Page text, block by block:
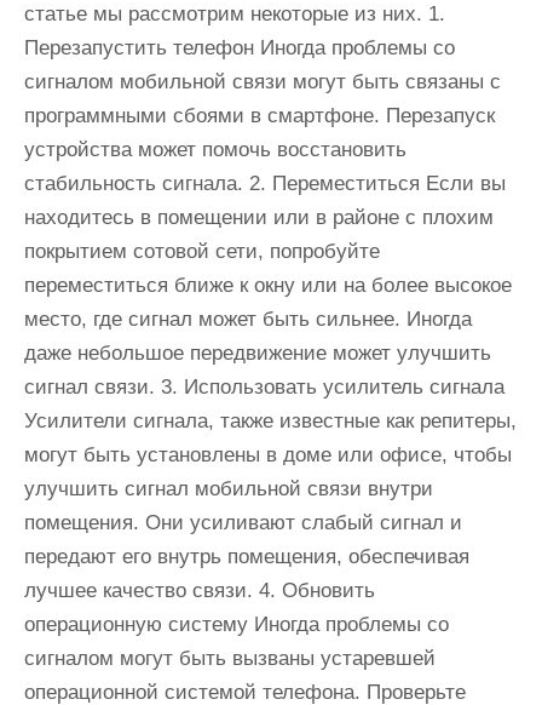
статье мы рассмотрим некоторые из них. 1.
Перезапустить телефон Иногда проблемы со
сигналом мобильной связи могут быть связаны с
программными сбоями в смартфоне. Перезапуск
устройства может помочь восстановить
стабильность сигнала. 2. Переместиться Если вы
находитесь в помещении или в районе с плохим
покрытием сотовой сети, попробуйте
переместиться ближе к окну или на более высокое
место, где сигнал может быть сильнее. Иногда
даже небольшое передвижение может улучшить
сигнал связи. 3. Использовать усилитель сигнала
Усилители сигнала, также известные как репитеры,
могут быть установлены в доме или офисе, чтобы
улучшить сигнал мобильной связи внутри
помещения. Они усиливают слабый сигнал и
передают его внутрь помещения, обеспечивая
лучшее качество связи. 4. Обновить
операционную систему Иногда проблемы со
сигналом могут быть вызваны устаревшей
операционной системой телефона. Проверьте